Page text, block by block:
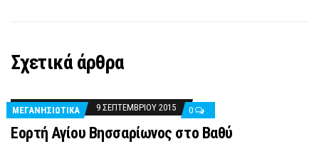
Σχετικά άρθρα
ΜΕΓΑΝΗΣΙΩΤΙΚΑ 9 ΣΕΠΤΕΜΒΡΊΟΥ 2015 0
Eoρτή Αγίου Βησσαρίωνος στο Βαθύ